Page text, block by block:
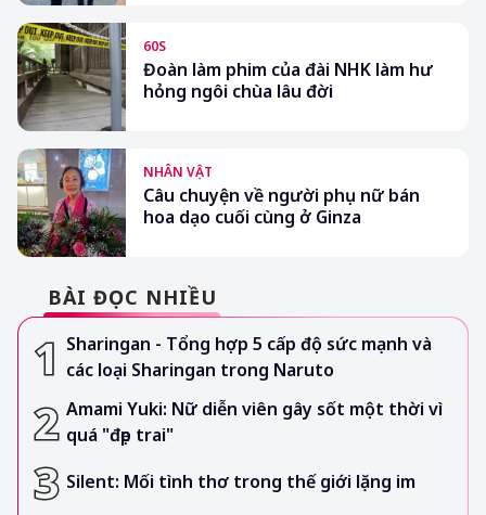
60S
Đoàn làm phim của đài NHK làm hư
hỏng ngôi chùa lâu đời
NHÂN VẬT
Câu chuyện về người phụ nữ bán
hoa dạo cuối cùng ở Ginza
BÀI ĐỌC NHIỀU
Sharingan - Tổng hợp 5 cấp độ sức mạnh và
các loại Sharingan trong Naruto
Amami Yuki: Nữ diễn viên gây sốt một thời vì
quá "đẹp trai"
Silent: Mối tình thơ trong thế giới lặng im